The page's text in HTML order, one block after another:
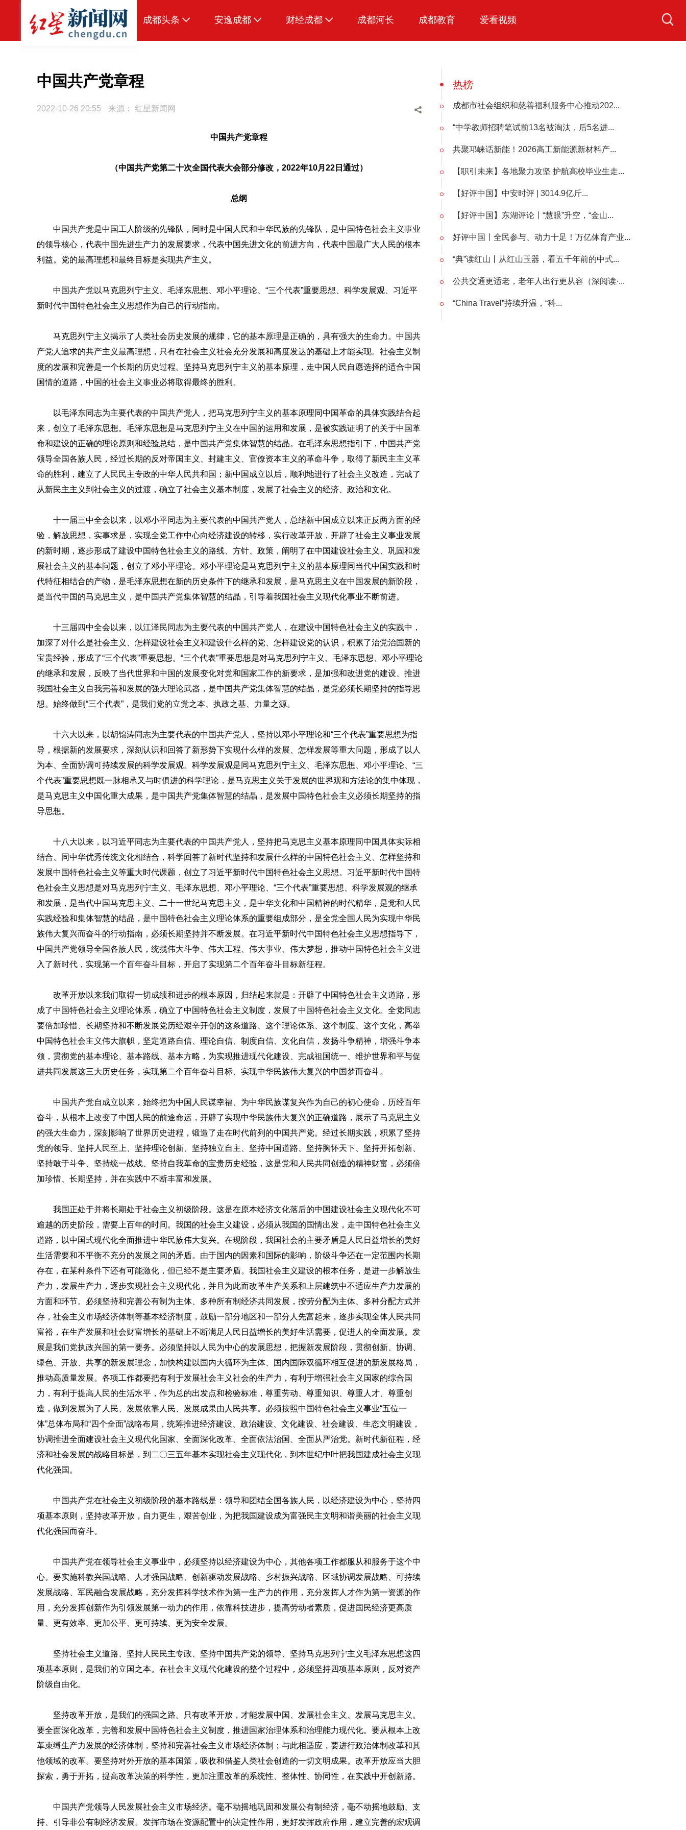
成都头条 安逸成都 财经成都 成都河长 成都教育 爱看视频
中国共产党章程
2022-10-26 20:55 来源： 红星新闻网
中国共产党章程
（中国共产党第二十次全国代表大会部分修改，2022年10月22日通过）
总纲
中国共产党是中国工人阶级的先锋队，同时是中国人民和中华民族的先锋队，是中国特色社会主义事业
的领导核心，代表中国先进生产力的发展要求，代表中国先进文化的前进方向，代表中国最广大人民的根本
利益。党的最高理想和最终目标是实现共产主义。
中国共产党以马克思列宁主义、毛泽东思想、邓小平理论、“三个代表”重要思想、科学发展观、习近平
新时代中国特色社会主义思想作为自己的行动指南。
马克思列宁主义揭示了人类社会历史发展的规律，它的基本原理是正确的，具有强大的生命力。中国共
产党人追求的共产主义最高理想，只有在社会主义社会充分发展和高度发达的基础上才能实现。社会主义制
度的发展和完善是一个长期的历史过程。坚持马克思列宁主义的基本原理，走中国人民自愿选择的适合中国
国情的道路，中国的社会主义事业必将取得最终的胜利。
以毛泽东同志为主要代表的中国共产党人，把马克思列宁主义的基本原理同中国革命的具体实践结合起
来，创立了毛泽东思想。毛泽东思想是马克思列宁主义在中国的运用和发展，是被实践证明了的关于中国革
命和建设的正确的理论原则和经验总结，是中国共产党集体智慧的结晶。在毛泽东思想指引下，中国共产党
领导全国各族人民，经过长期的反对帝国主义、封建主义、官僚资本主义的革命斗争，取得了新民主主义革
命的胜利，建立了人民民主专政的中华人民共和国；新中国成立以后，顺利地进行了社会主义改造，完成了
从新民主主义到社会主义的过渡，确立了社会主义基本制度，发展了社会主义的经济、政治和文化。
十一届三中全会以来，以邓小平同志为主要代表的中国共产党人，总结新中国成立以来正反两方面的经
验，解放思想，实事求是，实现全党工作中心向经济建设的转移，实行改革开放，开辟了社会主义事业发展
的新时期，逐步形成了建设中国特色社会主义的路线、方针、政策，阐明了在中国建设社会主义、巩固和发
展社会主义的基本问题，创立了邓小平理论。邓小平理论是马克思列宁主义的基本原理同当代中国实践和时
代特征相结合的产物，是毛泽东思想在新的历史条件下的继承和发展，是马克思主义在中国发展的新阶段，
是当代中国的马克思主义，是中国共产党集体智慧的结晶，引导着我国社会主义现代化事业不断前进。
十三届四中全会以来，以江泽民同志为主要代表的中国共产党人，在建设中国特色社会主义的实践中，
加深了对什么是社会主义、怎样建设社会主义和建设什么样的党、怎样建设党的认识，积累了治党治国新的
宝贵经验，形成了“三个代表”重要思想。“三个代表”重要思想是对马克思列宁主义、毛泽东思想、邓小平理论
的继承和发展，反映了当代世界和中国的发展变化对党和国家工作的新要求，是加强和改进党的建设、推进
我国社会主义自我完善和发展的强大理论武器，是中国共产党集体智慧的结晶，是党必须长期坚持的指导思
想。始终做到“三个代表”，是我们党的立党之本、执政之基、力量之源。
十六大以来，以胡锦涛同志为主要代表的中国共产党人，坚持以邓小平理论和“三个代表”重要思想为指
导，根据新的发展要求，深刻认识和回答了新形势下实现什么样的发展、怎样发展等重大问题，形成了以人
为本、全面协调可持续发展的科学发展观。科学发展观是同马克思列宁主义、毛泽东思想、邓小平理论、“三
个代表”重要思想既一脉相承又与时俱进的科学理论，是马克思主义关于发展的世界观和方法论的集中体现，
是马克思主义中国化重大成果，是中国共产党集体智慧的结晶，是发展中国特色社会主义必须长期坚持的指
导思想。
十八大以来，以习近平同志为主要代表的中国共产党人，坚持把马克思主义基本原理同中国具体实际相
结合、同中华优秀传统文化相结合，科学回答了新时代坚持和发展什么样的中国特色社会主义、怎样坚持和
发展中国特色社会主义等重大时代课题，创立了习近平新时代中国特色社会主义思想。习近平新时代中国特
色社会主义思想是对马克思列宁主义、毛泽东思想、邓小平理论、“三个代表”重要思想、科学发展观的继承
和发展，是当代中国马克思主义、二十一世纪马克思主义，是中华文化和中国精神的时代精华，是党和人民
实践经验和集体智慧的结晶，是中国特色社会主义理论体系的重要组成部分，是全党全国人民为实现中华民
族伟大复兴而奋斗的行动指南，必须长期坚持并不断发展。在习近平新时代中国特色社会主义思想指导下，
中国共产党领导全国各族人民，统揽伟大斗争、伟大工程、伟大事业、伟大梦想，推动中国特色社会主义进
入了新时代，实现第一个百年奋斗目标，开启了实现第二个百年奋斗目标新征程。
改革开放以来我们取得一切成绩和进步的根本原因，归结起来就是：开辟了中国特色社会主义道路，形
成了中国特色社会主义理论体系，确立了中国特色社会主义制度，发展了中国特色社会主义文化。全党同志
要倍加珍惜、长期坚持和不断发展党历经艰辛开创的这条道路、这个理论体系、这个制度、这个文化，高举
中国特色社会主义伟大旗帜，坚定道路自信、理论自信、制度自信、文化自信，发扬斗争精神，增强斗争本
领，贯彻党的基本理论、基本路线、基本方略，为实现推进现代化建设、完成祖国统一、维护世界和平与促
进共同发展这三大历史任务，实现第二个百年奋斗目标、实现中华民族伟大复兴的中国梦而奋斗。
中国共产党自成立以来，始终把为中国人民谋幸福、为中华民族谋复兴作为自己的初心使命，历经百年
奋斗，从根本上改变了中国人民的前途命运，开辟了实现中华民族伟大复兴的正确道路，展示了马克思主义
的强大生命力，深刻影响了世界历史进程，锻造了走在时代前列的中国共产党。经过长期实践，积累了坚持
党的领导、坚持人民至上、坚持理论创新、坚持独立自主、坚持中国道路、坚持胸怀天下、坚持开拓创新、
坚持敢于斗争、坚持统一战线、坚持自我革命的宝贵历史经验，这是党和人民共同创造的精神财富，必须倍
加珍惜、长期坚持，并在实践中不断丰富和发展。
我国正处于并将长期处于社会主义初级阶段。这是在原本经济文化落后的中国建设社会主义现代化不可
逾越的历史阶段，需要上百年的时间。我国的社会主义建设，必须从我国的国情出发，走中国特色社会主义
道路，以中国式现代化全面推进中华民族伟大复兴。在现阶段，我国社会的主要矛盾是人民日益增长的美好
生活需要和不平衡不充分的发展之间的矛盾。由于国内的因素和国际的影响，阶级斗争还在一定范围内长期
存在，在某种条件下还有可能激化，但已经不是主要矛盾。我国社会主义建设的根本任务，是进一步解放生
产力，发展生产力，逐步实现社会主义现代化，并且为此而改革生产关系和上层建筑中不适应生产力发展的
方面和环节。必须坚持和完善公有制为主体、多种所有制经济共同发展，按劳分配为主体、多种分配方式并
存，社会主义市场经济体制等基本经济制度，鼓励一部分地区和一部分人先富起来，逐步实现全体人民共同
富裕，在生产发展和社会财富增长的基础上不断满足人民日益增长的美好生活需要，促进人的全面发展。发
展是我们党执政兴国的第一要务。必须坚持以人民为中心的发展思想，把握新发展阶段，贯彻创新、协调、
绿色、开放、共享的新发展理念，加快构建以国内大循环为主体、国内国际双循环相互促进的新发展格局，
推动高质量发展。各项工作都要把有利于发展社会主义社会的生产力，有利于增强社会主义国家的综合国
力，有利于提高人民的生活水平，作为总的出发点和检验标准，尊重劳动、尊重知识、尊重人才、尊重创
造，做到发展为了人民、发展依靠人民、发展成果由人民共享。必须按照中国特色社会主义事业“五位一
体”总体布局和“四个全面”战略布局，统筹推进经济建设、政治建设、文化建设、社会建设、生态文明建设，
协调推进全面建设社会主义现代化国家、全面深化改革、全面依法治国、全面从严治党。新时代新征程，经
济和社会发展的战略目标是，到二〇三五年基本实现社会主义现代化，到本世纪中叶把我国建成社会主义现
代化强国。
中国共产党在社会主义初级阶段的基本路线是：领导和团结全国各族人民，以经济建设为中心，坚持四
项基本原则，坚持改革开放，自力更生，艰苦创业，为把我国建设成为富强民主文明和谐美丽的社会主义现
代化强国而奋斗。
中国共产党在领导社会主义事业中，必须坚持以经济建设为中心，其他各项工作都服从和服务于这个中
心。要实施科教兴国战略、人才强国战略、创新驱动发展战略、乡村振兴战略、区域协调发展战略、可持续
发展战略、军民融合发展战略，充分发挥科学技术作为第一生产力的作用，充分发挥人才作为第一资源的作
用，充分发挥创新作为引领发展第一动力的作用，依靠科技进步，提高劳动者素质，促进国民经济更高质
量、更有效率、更加公平、更可持续、更为安全发展。
坚持社会主义道路、坚持人民民主专政、坚持中国共产党的领导、坚持马克思列宁主义毛泽东思想这四
项基本原则，是我们的立国之本。在社会主义现代化建设的整个过程中，必须坚持四项基本原则，反对资产
阶级自由化。
坚持改革开放，是我们的强国之路。只有改革开放，才能发展中国、发展社会主义、发展马克思主义。
要全面深化改革，完善和发展中国特色社会主义制度，推进国家治理体系和治理能力现代化。要从根本上改
革束缚生产力发展的经济体制，坚持和完善社会主义市场经济体制；与此相适应，要进行政治体制改革和其
他领域的改革。要坚持对外开放的基本国策，吸收和借鉴人类社会创造的一切文明成果。改革开放应当大胆
探索，勇于开拓，提高改革决策的科学性，更加注重改革的系统性、整体性、协同性，在实践中开创新路。
中国共产党领导人民发展社会主义市场经济。毫不动摇地巩固和发展公有制经济，毫不动摇地鼓励、支
持、引导非公有制经济发展。发挥市场在资源配置中的决定性作用，更好发挥政府作用，建立完善的宏观调
热榜
成都市社会组织和慈善福利服务中心推动202...
“中学教师招聘笔试前13名被淘汰，后5名进...
共聚邛崃话新能！2026高工新能源新材料产...
【职引未来】各地聚力攻坚 护航高校毕业生走...
【好评中国】中安时评 | 3014.9亿斤...
【好评中国】东湖评论丨“慧眼”升空，“金山...
好评中国丨全民参与、动力十足！万亿体育产业...
“典”读红山丨从红山玉器，看五千年前的中式...
公共交通更适老，老年人出行更从容（深阅读·...
“China Travel”持续升温，“科...